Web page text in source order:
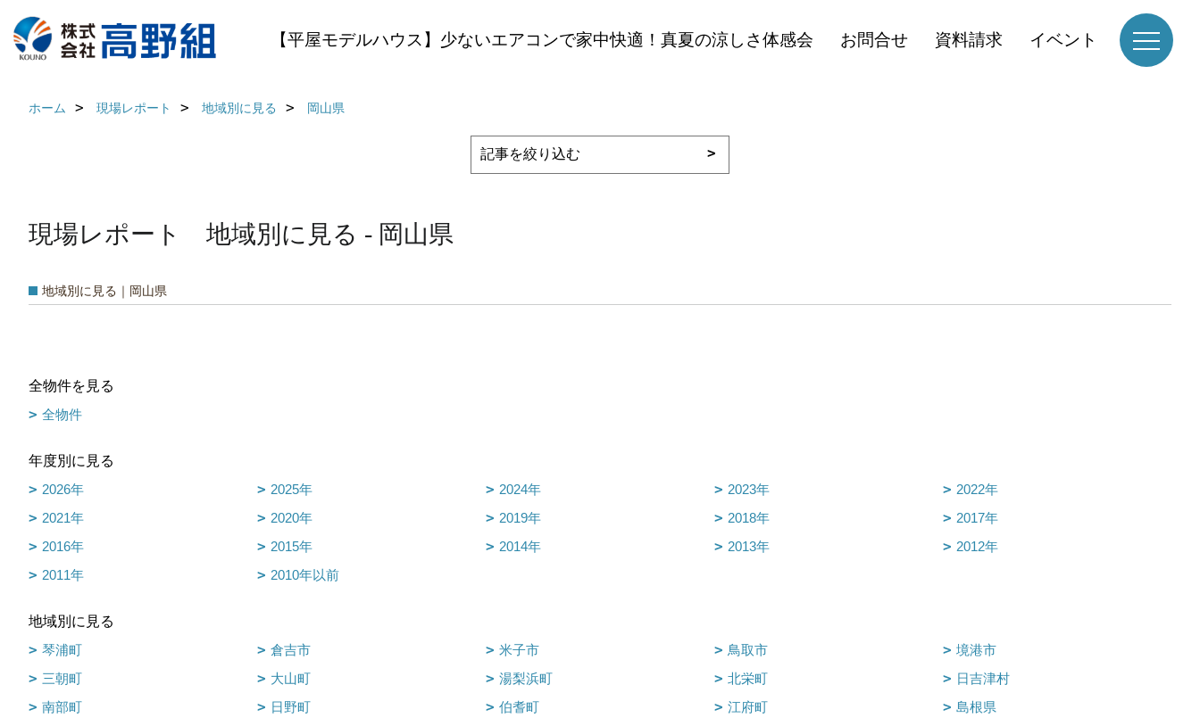
【平屋モデルハウス】少ないエアコンで家中快適！真夏の涼しさ体感会 お問合せ 資料請求 イベント
ホーム 現場レポート 地域別に見る 岡山県
現場レポート 地域別に見る - 岡山県
地域別に見る｜岡山県
全物件を見る
全物件
年度別に見る
2026年
2025年 2024年 2023年
2022年
2021年
2020年 2019年 2018年
2017年
2016年
2015年 2014年 2013年
2012年
2011年
2010年以前
地域別に見る
琴浦町
倉吉市 米子市 鳥取市
境港市
三朝町
大山町 湯梨浜町 北栄町
日吉津村
南部町
日野町 伯耆町 江府町
島根県